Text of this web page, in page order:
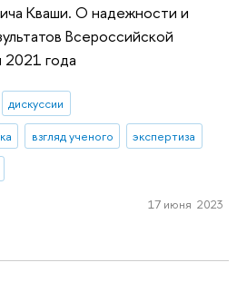
Кваши. О надежности и
Всероссийской
2021 года
дискуссии
взгляд ученого
экспертиза
17 июня 2023